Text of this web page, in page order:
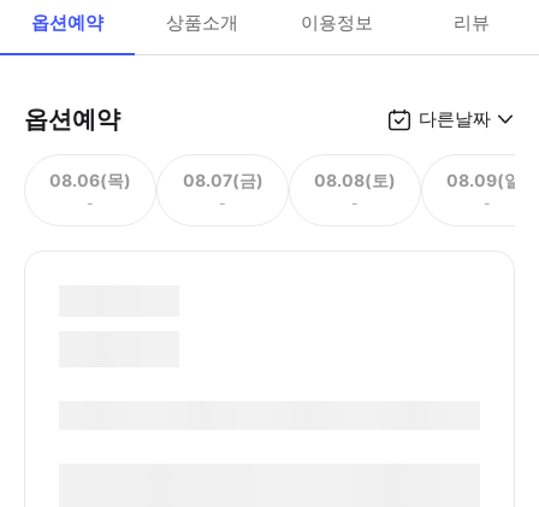
옵션예약 상품소개 이용정보 리뷰
옵션예약 다른날짜
08.06(목)
-
08.07(금)
-
08.08(토)
-
08.09(일)
-